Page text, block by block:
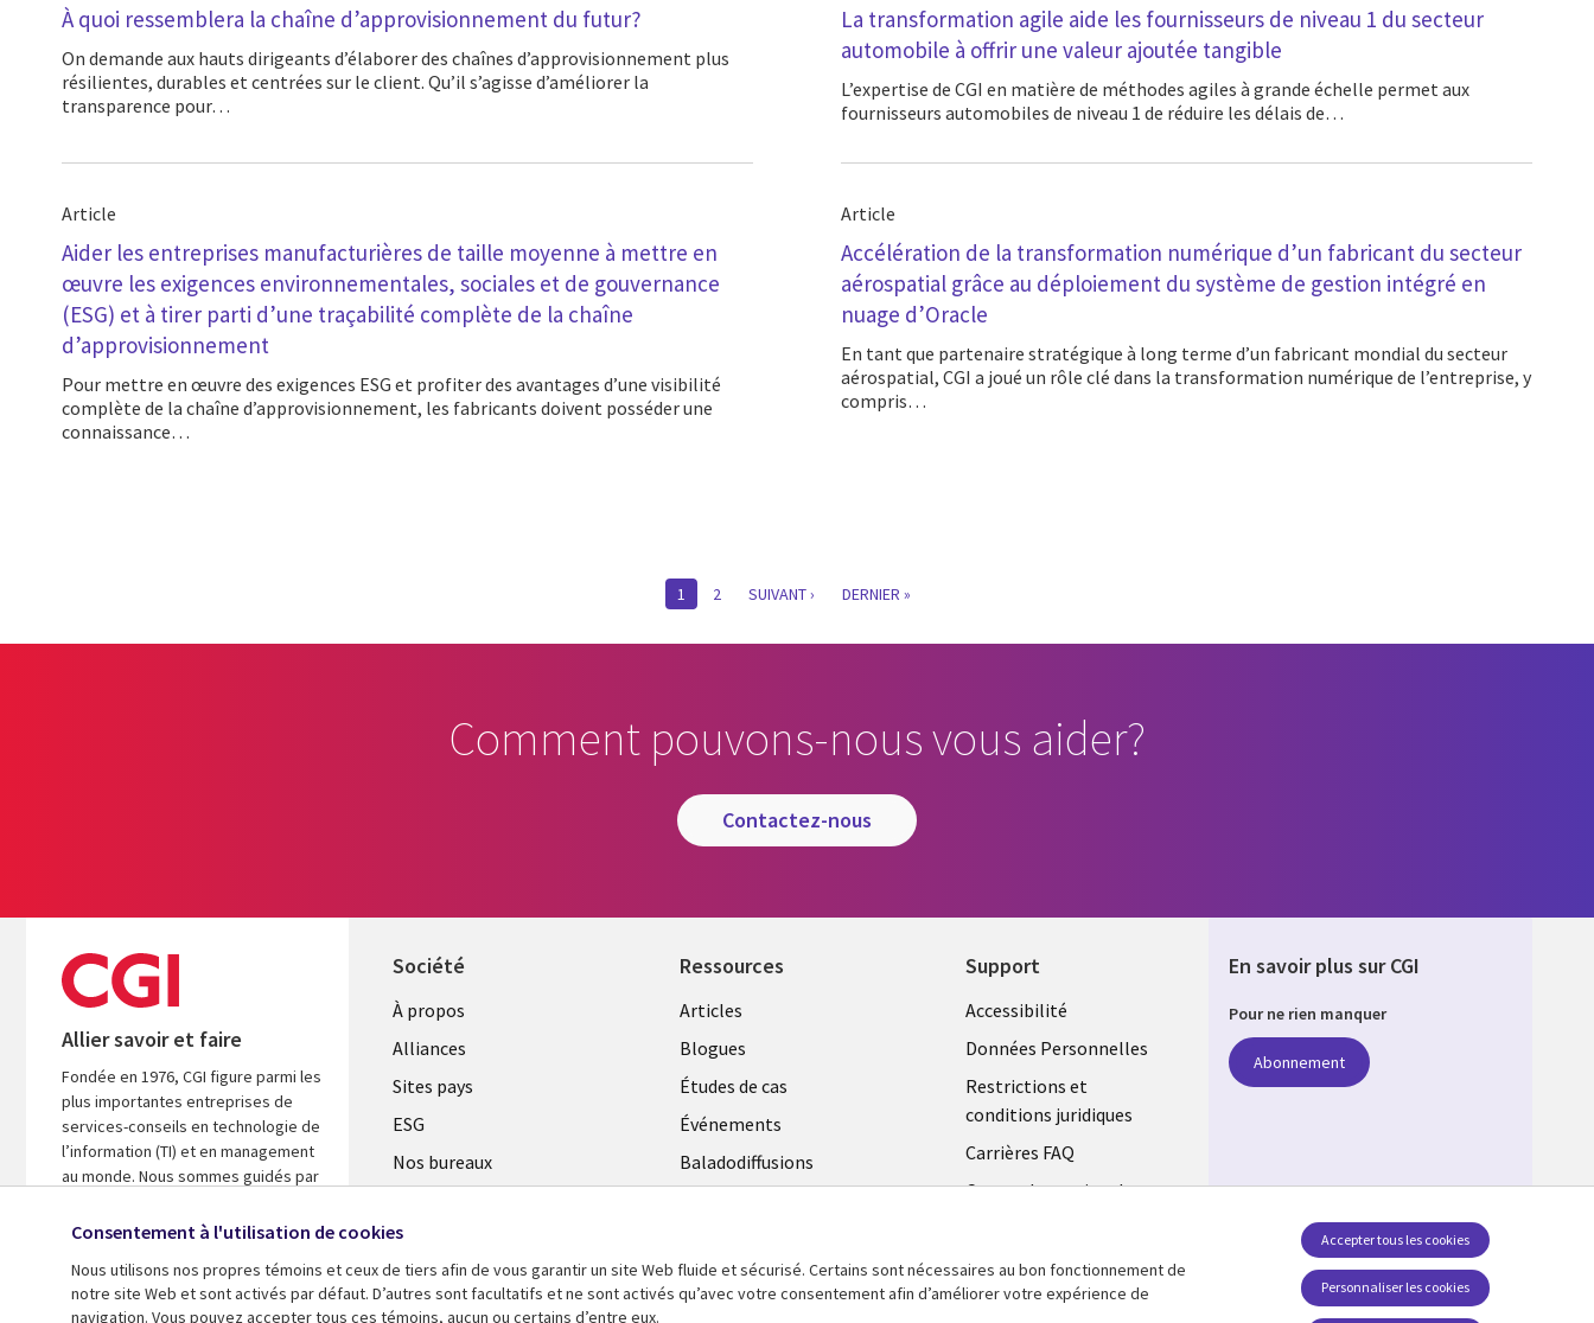
À quoi ressemblera la chaîne d’approvisionnement du futur?
On demande aux hauts dirigeants d’élaborer des chaînes d’approvisionnement plus
résilientes, durables et centrées sur le client. Qu’il s’agisse d’améliorer la
transparence pour…
La transformation agile aide les fournisseurs de niveau 1 du secteur
automobile à offrir une valeur ajoutée tangible
L’expertise de CGI en matière de méthodes agiles à grande échelle permet aux
fournisseurs automobiles de niveau 1 de réduire les délais de…
Article
Aider les entreprises manufacturières de taille moyenne à mettre en
œuvre les exigences environnementales, sociales et de gouvernance
(ESG) et à tirer parti d’une traçabilité complète de la chaîne
d’approvisionnement
Pour mettre en œuvre des exigences ESG et profiter des avantages d’une visibilité
complète de la chaîne d’approvisionnement, les fabricants doivent posséder une
connaissance…
Article
Accélération de la transformation numérique d’un fabricant du secteur
aérospatial grâce au déploiement du système de gestion intégré en
nuage d’Oracle
En tant que partenaire stratégique à long terme d’un fabricant mondial du secteur
aérospatial, CGI a joué un rôle clé dans la transformation numérique de l’entreprise, y
compris…
CURRENT
1 PAGE
2 SUIVANTE
SUIVANT ›
LAST
DERNIER »
Comment pouvons-nous vous aider?
contactez-nous
Allier savoir et faire
Fondée en 1976, CGI figure parmi les
plus importantes entreprises de
services-conseils en technologie de
l’information (TI) et en management
au monde. Nous sommes guidés par
d’accélérer le rendement de vos
En savoir plus
Société
À propos
Alliances
Sites pays
ESG
Nos bureaux
Salle de presse
Ressources
Articles
Blogues
Études de cas
Événements
Baladodiffusions
Support
Accessibilité
Données Personnelles
Restrictions et
conditions juridiques
Carrières FAQ
Centre de gestion des
En savoir plus sur CGI
Pour ne rien manquer
Abonnement
Suivez-nous
Consentement à l'utilisation de cookies
Nous utilisons nos propres témoins et ceux de tiers afin de vous garantir un site Web fluide et sécurisé. Certains sont nécessaires au bon fonctionnement de
notre site Web et sont activés par défaut. D’autres sont facultatifs et ne sont activés qu’avec votre consentement afin d’améliorer votre expérience de
navigation. Vous pouvez accepter tous ces témoins, aucun ou certains d’entre eux.
Personnaliser les cookies
Accepter tous les cookies